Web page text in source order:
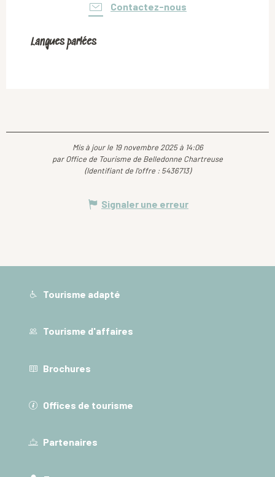
Contactez-nous
Langues parlées
Langues parlées
Mis à jour le 19 novembre 2025 à 14:06
par Office de Tourisme de Belledonne Chartreuse
(Identifiant de l'offre : 5436713)
Signaler une erreur
Tourisme adapté
Tourisme d'affaires
Brochures
Offices de tourisme
Partenaires